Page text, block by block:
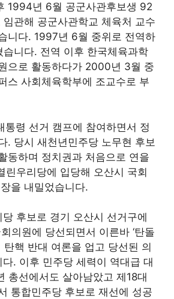
1994년 6월 공군사관후보생 92
관해 공군사관학교 체육처 교수
니다. 1997년 6월 중위로 전역하
습니다. 전역 이후 한국체육과학
으로 활동하다가 2000년 3월 중
스 사회체육학부에 조교수로 부
령 선거 캠프에 참여하면서 정
. 당시 새천년민주당 노무현 후보
동하며 정치권과 처음으로 연을
린우리당에 입당해 오산시 국회
을 내밀었습니다.
후보로 경기 오산시 선거구에
의원에 당선되면서 이른바 ‘탄돌
탄핵 반대 여론을 업고 당선된 의
다. 이후 민주당 세력이 역대급 대
총선에서도 살아남았고 제18대
통합민주당 후보로 재선에 성공